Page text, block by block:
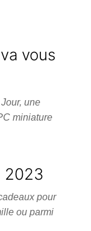
vous
une
miniature
2023
pour
ou parmi